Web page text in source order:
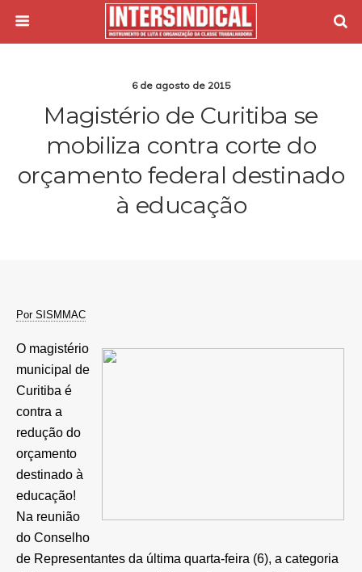
6 de agosto de 2015
Magistério de Curitiba se
mobiliza contra corte do
orçamento federal destinado
à educação
Por SISMMAC
O magistério
municipal de
Curitiba é
contra a
redução do
orçamento
destinado à
educação!
Na reunião
do Conselho
de Representantes da última quarta-feira (6), a categoria